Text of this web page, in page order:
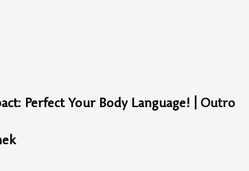
Perfect Your Body Language! | Outro